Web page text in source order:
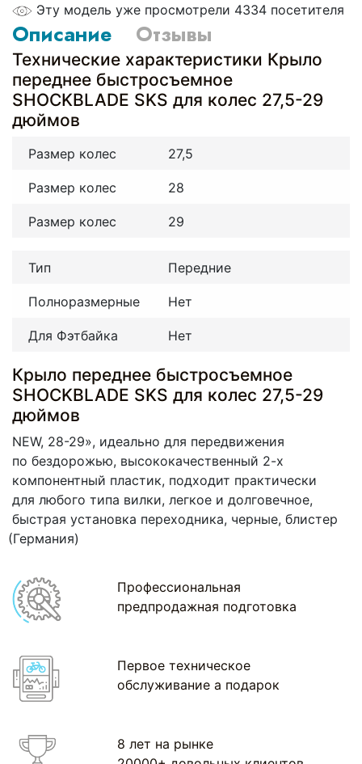
Эту модель уже просмотрели 4334 посетителя
Описание Отзывы
Технические характеристики Крыло
переднее быстросъемное
SHOCKBLADE SKS для колес 27,5-29
дюймов
Размер колес 27,5
Размер колес 28
Размер колес 29
Тип Передние
Полноразмерные Нет
Для Фэтбайка Нет
Крыло переднее быстросъемное
SHOCKBLADE SKS для колес 27,5-29
дюймов
NEW, 28-29», идеально для передвижения
по бездорожью, высококачественный 2-х
компонентный пластик, подходит практически
для любого типа вилки, легкое и долговечное,
быстрая установка переходника, черные, блистер
(Германия)
Профессиональная
предпродажная подготовка
Первое техническое
обслуживание а подарок
8 лет на рынке